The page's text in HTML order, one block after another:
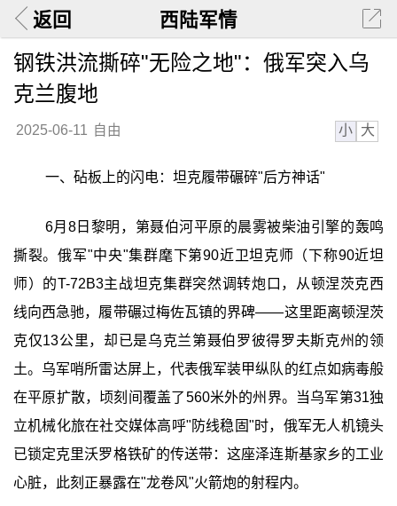
返回 西陆军情
钢铁洪流撕碎"无险之地"：俄军突入乌
克兰腹地
2025-06-11 自由 小 大
一、砧板上的闪电：坦克履带碾碎"后方神话"
6月8日黎明，第聂伯河平原的晨雾被柴油引擎的轰鸣
撕裂。俄军"中央"集群麾下第90近卫坦克师（下称90近坦
师）的T-72B3主战坦克集群突然调转炮口，从顿涅茨克西
线向西急驰，履带碾过梅佐瓦镇的界碑——这里距离顿涅茨
克仅13公里，却已是乌克兰第聂伯罗彼得罗夫斯克州的领
土。乌军哨所雷达屏上，代表俄军装甲纵队的红点如病毒般
在平原扩散，顷刻间覆盖了560米外的州界。当乌军第31独
立机械化旅在社交媒体高呼"防线稳固"时，俄军无人机镜头
已锁定克里沃罗格铁矿的传送带：这座泽连斯基家乡的工业
心脏，此刻正暴露在"龙卷风"火箭炮的射程内。